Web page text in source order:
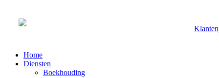
Home
Diensten
Boekhouding